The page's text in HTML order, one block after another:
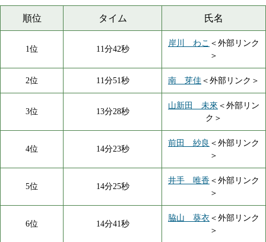
順位 タイム 氏名
1位 11分42秒
岸川 わこ ＜外部リンク
＞
2位 11分51秒 南 芽佳 ＜外部リンク＞
3位 13分28秒
山新田 未來 ＜外部リン
ク＞
4位 14分23秒
前田 紗良 ＜外部リンク
＞
5位 14分25秒
井手 唯香 ＜外部リンク
＞
6位 14分41秒
脇山 葵衣 ＜外部リンク
＞